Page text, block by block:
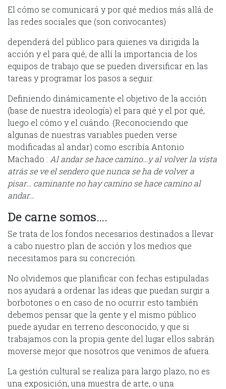
El cómo se comunicará y por qué medios más allá de
las redes sociales que (son convocantes)
dependerá del público para quienes va dirigida la
acción y el para qué, de allí la importancia de los
equipos de trabajo que se pueden diversificar en las
tareas y programar los pasos a seguir.
Definiendo dinámicamente el objetivo de la acción
(base de nuestra ideología) el para qué y el por qué,
luego el cómo y el cuándo. (Reconociendo que
algunas de nuestras variables pueden verse
modificadas al andar) como escribía Antonio
Machado : Al andar se hace camino…y al volver la vista
atrás se ve el sendero que nunca se ha de volver a
pisar… caminante no hay camino se hace camino al
andar…
De carne somos….
Se trata de los fondos necesarios destinados a llevar
a cabo nuestro plan de acción y los medios que
necesitamos para su concreción.
No olvidemos que planificar con fechas estipuladas
nos ayudará a ordenar las ideas que puedan surgir a
borbotones o en caso de no ocurrir esto también
debemos pensar que la gente y el mismo público
puede ayudar en terreno desconocido, y que si
trabajamos con la propia gente del lugar ellos sabrán
moverse mejor que nosotros que venimos de afuera.
La gestión cultural se realiza para largo plazo, no es
una exposición, una muestra de arte, o una